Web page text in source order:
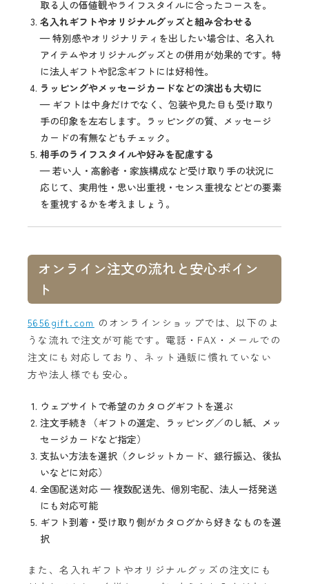
取る人の価値観やライフスタイルに合ったコースを。
名入れギフトやオリジナルグッズと組み合わせる
— 特別感やオリジナリティを出したい場合は、名入れ
アイテムやオリジナルグッズとの併用が効果的です。特
に法人ギフトや記念ギフトには好相性。
ラッピングやメッセージカードなどの演出も大切に
— ギフトは中身だけでなく、包装や見た目も受け取り
手の印象を左右します。ラッピングの質、メッセージ
カードの有無などもチェック。
相手のライフスタイルや好みを配慮する
— 若い人・高齢者・家族構成など受け取り手の状況に
応じて、実用性・思い出重視・センス重視などどの要素
を重視するかを考えましょう。
オンライン注文の流れと安心ポイン
ト
5656gift.com のオンラインショップでは、以下のよ
うな流れで注文が可能です。電話・FAX・メールでの
注文にも対応しており、ネット通販に慣れていない
方や法人様でも安心。
ウェブサイトで希望のカタログギフトを選ぶ
注文手続き（ギフトの選定、ラッピング／のし紙、メッ
セージカードなど指定）
支払い方法を選択（クレジットカード、銀行振込、後払
いなどに対応）
全国配送対応 — 複数配送先、個別宅配、法人一括発送
にも対応可能
ギフト到着・受け取り側がカタログから好きなものを選
択
また、名入れギフトやオリジナルグッズの注文にも